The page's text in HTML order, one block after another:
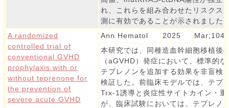
れ、これらを組み合わせたリスクス
測に有効であることが示されました
A randomized
controlled trial of
conventional GVHD
prophylaxis with or
without teprenone for
the prevention of
severe acute GVHD
Ann Hematol 2025
本研究では、同種造血幹細胞移植後
（aGVHD）発症において、標準的
テプレノンを追加する効果を非盲検
検証した。前臨床モデルでは、テプ
Trx-1誘導と炎症性サイトカイン・
が、臨床試験においては、テプレノ